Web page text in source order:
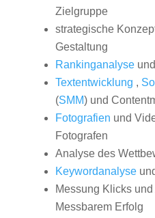
Zielgruppe
strategische
Gestaltung
Rankinganalyse
Textentwicklung ,
(SMM) und
Fotografien und
Fotografen
Analyse des
Keywordanalyse
Messung Klicks
Messbarem Erfolg